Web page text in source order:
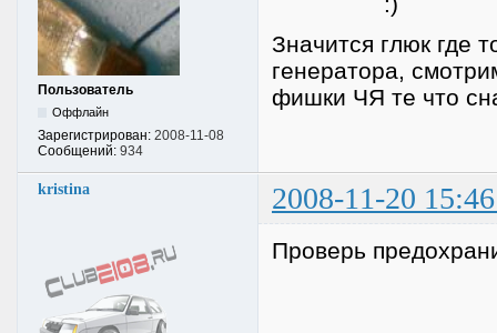
Пользователь
Оффлайн
Зарегистрирован: 2008-11-08
Сообщений: 934
Значится глюк где
генератора,
фишки ЧЯ те что
kristina 2008-11-20
Проверь